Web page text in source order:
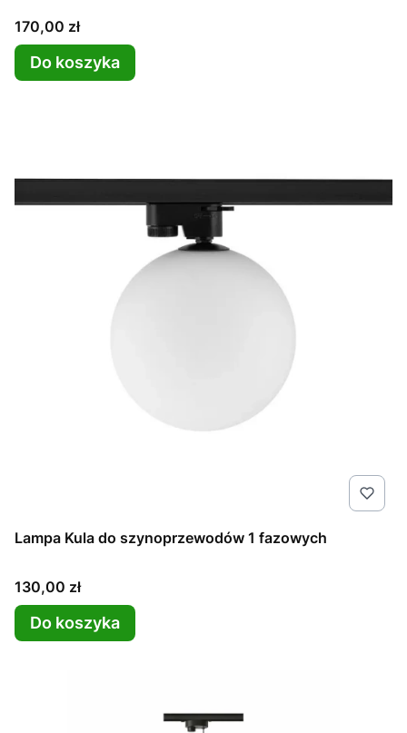
Cena
170,00 zł
Do koszyka
Lampa Kula do szynoprzewodów 1 fazowych
Cena
130,00 zł
Do koszyka